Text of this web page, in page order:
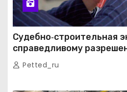
Судебно‑строительная
справедливому
строительных споров
Petted_ru